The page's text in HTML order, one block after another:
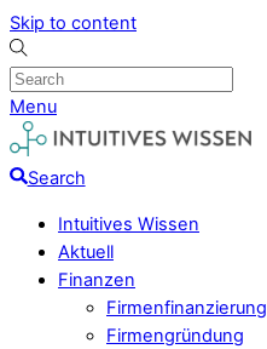
Skip to content
Menu
Search
Intuitives Wissen
Aktuell
Finanzen
Firmenfinanzierung
Firmengründung